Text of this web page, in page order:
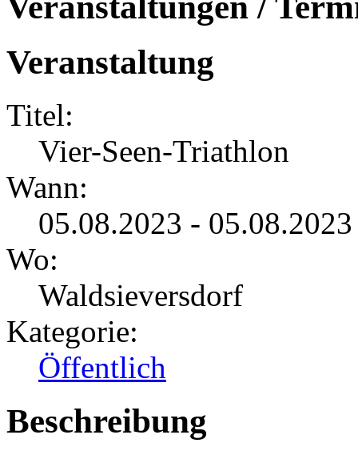
Veranstaltung
Titel:
Vier-Seen-Triathlon
Wann:
05.08.2023 -
Wo:
Waldsieversdorf
Kategorie:
Öffentlich
Beschreibung